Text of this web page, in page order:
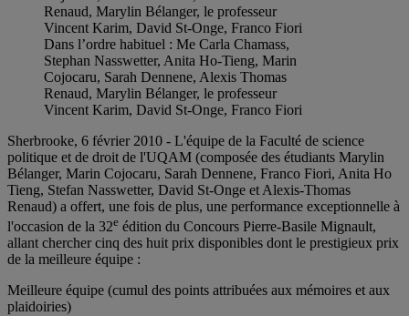
Dans l’ordre habituel : Me Carla Chamass,
Stephan Nasswetter, Anita Ho-Tieng, Marin
Cojocaru, Sarah Dennene, Alexis Thomas
Renaud, Marylin Bélanger, le professeur
Vincent Karim, David St-Onge, Franco Fiori
Sherbrooke, 6 février 2010 - L'équipe de la Faculté de science
politique et de droit de l'UQAM (composée des étudiants Marylin
Bélanger, Marin Cojocaru, Sarah Dennene, Franco Fiori, Anita Ho
Tieng, Stefan Nasswetter, David St-Onge et Alexis-Thomas
Renaud) a offert, une fois de plus, une performance exceptionnelle à
l'occasion de la 32e édition du Concours Pierre-Basile Mignault,
allant chercher cinq des huit prix disponibles dont le prestigieux prix
de la meilleure équipe :
Meilleure équipe (cumul des points attribuées aux mémoires et aux
plaidoiries)